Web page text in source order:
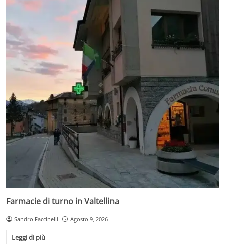
Farmacie di turno in Valtellina
Sandro Faccinelli Agosto 9, 2026
Leggi di più